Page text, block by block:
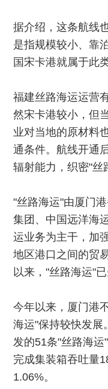
据介绍，这条航线
是指规模较小、靠
国宋卡港就属于此
福建丝路海运运营
然宋卡港较小，但
业对当地的原材料
通条件。航线开通
辐射能力，织密"丝
"丝路海运"由厦门
集团、中国远洋海
运业务为主干，加
地区港口之间的贸
以来，"丝路海运"
今年以来，厦门港
海运"保持较快发展
发的51条"丝路海运
完成集装箱吞吐量
1.06%。